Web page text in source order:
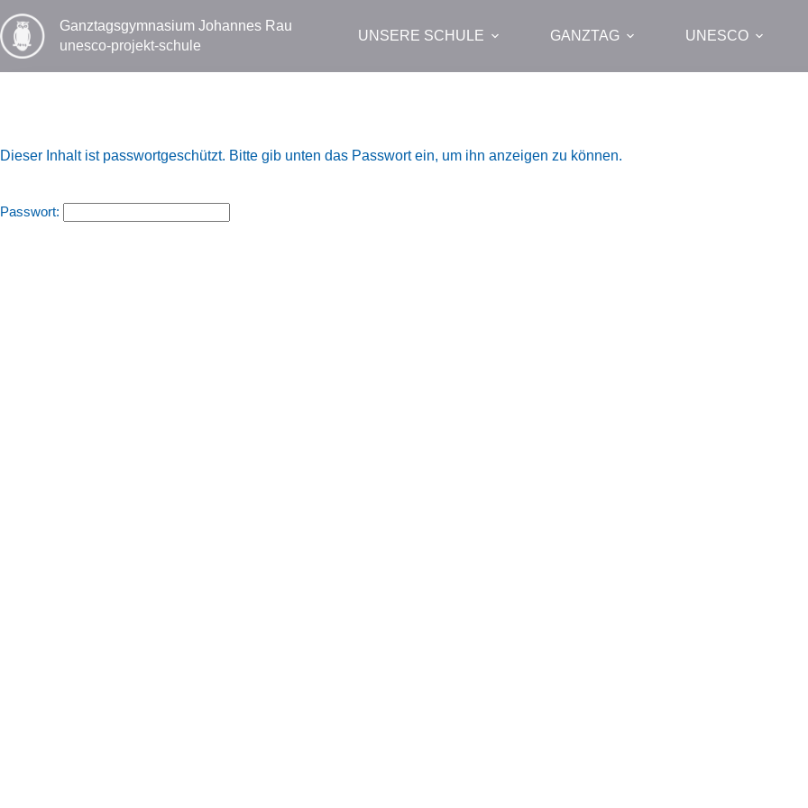
Inhalt
springen
Ganztags­gymnasium Johannes Rau
unesco-projekt-schule
UNSERE SCHULE GANZTAG UNESCO
Dieser Inhalt ist passwortgeschützt. Bitte gib unten das Passwort ein, um ihn anzeigen zu können.
Passwort: